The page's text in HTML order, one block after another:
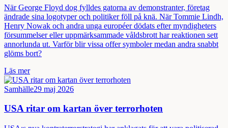
När George Floyd dog fylldes gatorna av demonstranter, företag
ändrade sina logotyper och politiker föll på knä. När Tommie Lindh,
Henry Nowak och andra unga européer dödats efter myndigheters
försummelser eller uppmärksammade våldsbrott har reaktionen sett
annorlunda ut. Varför blir vissa offer symboler medan andra snabbt
glöms bort?
Läs mer
Samhälle29 maj 2026
USA ritar om kartan över terrorhoten